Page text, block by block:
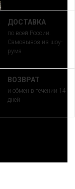
ДОСТАВКА
по всей России.
Самовывоз из шоу-
рума
ВОЗВРАТ
и обмен в течении 14
дней